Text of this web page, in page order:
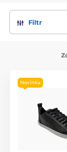
Filtr
Novinka